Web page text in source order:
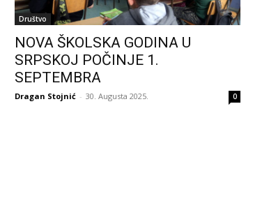
Društvo
NOVA ŠKOLSKA GODINA U
SRPSKOJ POČINJE 1.
SEPTEMBRA
Dragan Stojnić - 30. Augusta 2025. 0